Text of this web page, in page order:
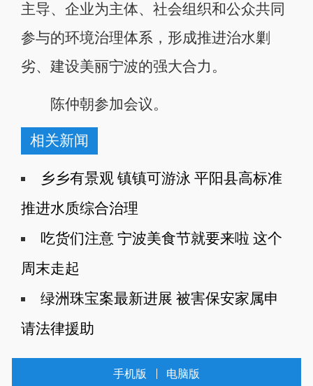
主导、企业为主体、社会组织和公众共同
参与的环境治理体系，形成推进治水剿
劣、建设美丽宁波的强大合力。
陈仲朝参加会议。
相关新闻
乡乡有景观 镇镇可游泳 平阳县高标准
推进水质综合治理
吃货们注意 宁波美食节就要来啦 这个
周末走起
绿洲珠宝案最新进展 被害保安家属申
请法律援助
手机版 电脑版